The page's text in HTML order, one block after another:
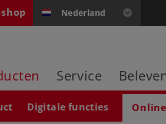
Nederland
Service
Digitale functies